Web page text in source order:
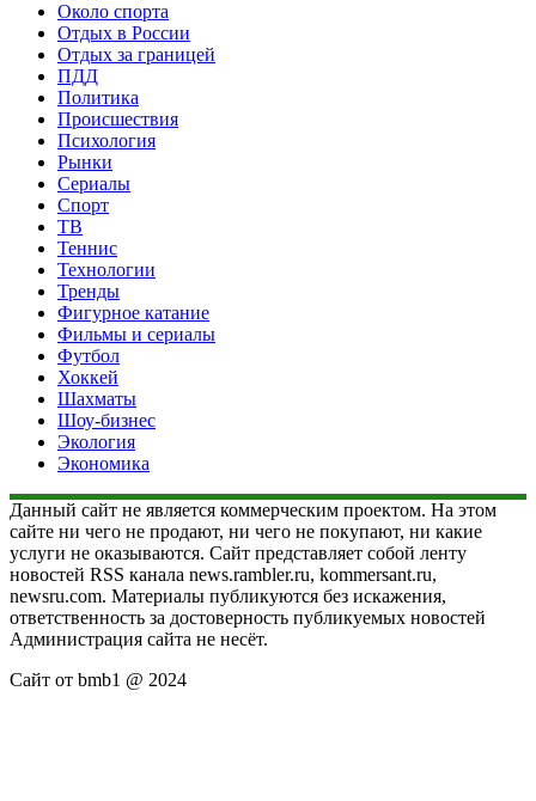
Около спорта
Отдых в России
Отдых за границей
ПДД
Политика
Происшествия
Психология
Рынки
Сериалы
Спорт
ТВ
Теннис
Технологии
Тренды
Фигурное катание
Фильмы и сериалы
Футбол
Хоккей
Шахматы
Шоу-бизнес
Экология
Экономика
Данный сайт не является коммерческим проектом. На этом
сайте ни чего не продают, ни чего не покупают, ни какие
услуги не оказываются. Сайт представляет собой ленту
новостей RSS канала news.rambler.ru, kommersant.ru,
newsru.com. Материалы публикуются без искажения,
ответственность за достоверность публикуемых новостей
Администрация сайта не несёт.
Сайт от bmb1 @ 2024